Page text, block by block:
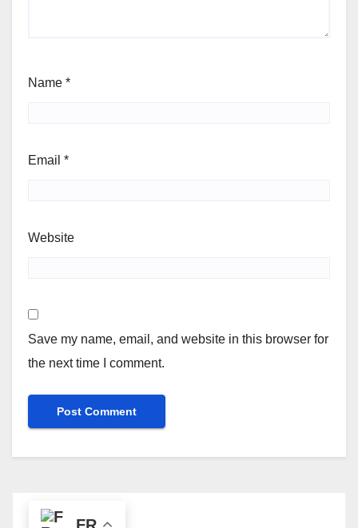
Name *
Email *
Website
Save my name, email, and website in this browser for
the next time I comment.